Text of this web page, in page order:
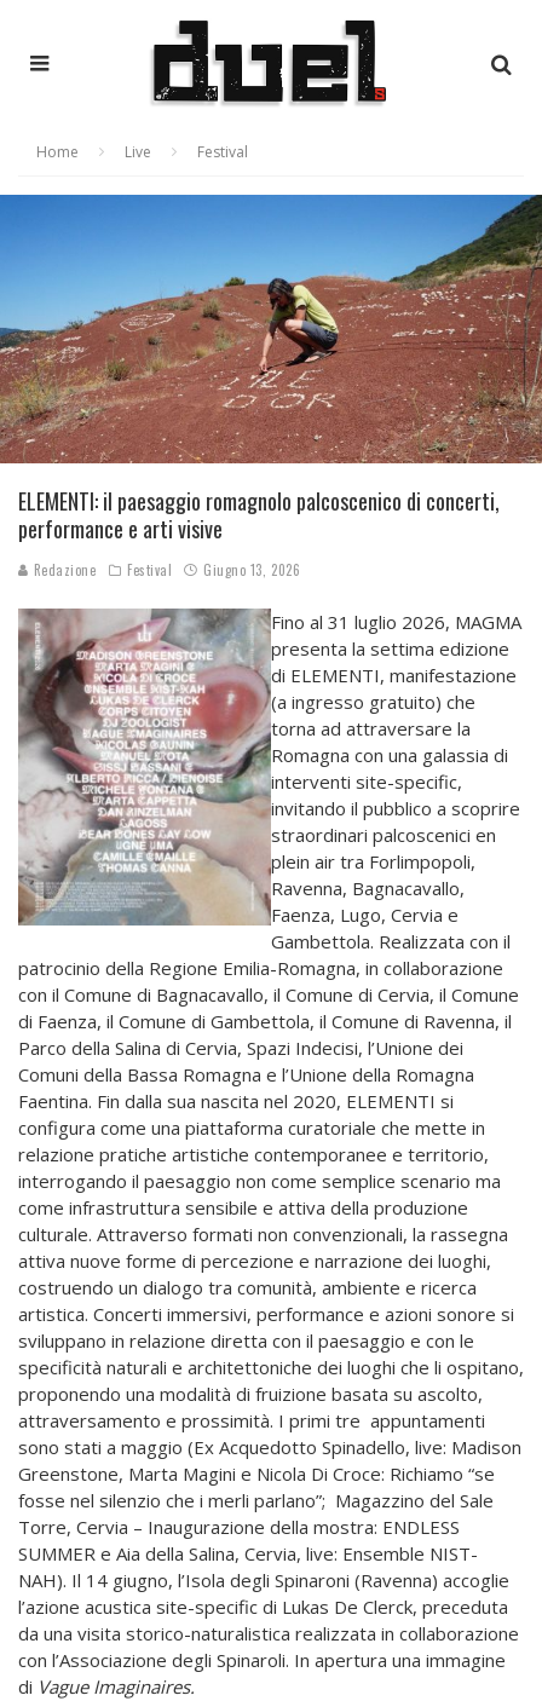
Home Live Festival
ELEMENTI: il paesaggio romagnolo palcoscenico di concerti,
performance e arti visive
Redazione Festival Giugno 13, 2026
Fino al 31 luglio 2026, MAGMA
presenta la settima edizione
di ELEMENTI, manifestazione
(a ingresso gratuito) che
torna ad attraversare la
Romagna con una galassia di
interventi site-specific,
invitando il pubblico a scoprire
straordinari palcoscenici en
plein air tra Forlimpopoli,
Ravenna, Bagnacavallo,
Faenza, Lugo, Cervia e
Gambettola. Realizzata con il
patrocinio della Regione Emilia-Romagna, in collaborazione
con il Comune di Bagnacavallo, il Comune di Cervia, il Comune
di Faenza, il Comune di Gambettola, il Comune di Ravenna, il
Parco della Salina di Cervia, Spazi Indecisi, l’Unione dei
Comuni della Bassa Romagna e l’Unione della Romagna
Faentina. Fin dalla sua nascita nel 2020, ELEMENTI si
configura come una piattaforma curatoriale che mette in
relazione pratiche artistiche contemporanee e territorio,
interrogando il paesaggio non come semplice scenario ma
come infrastruttura sensibile e attiva della produzione
culturale. Attraverso formati non convenzionali, la rassegna
attiva nuove forme di percezione e narrazione dei luoghi,
costruendo un dialogo tra comunità, ambiente e ricerca
artistica. Concerti immersivi, performance e azioni sonore si
sviluppano in relazione diretta con il paesaggio e con le
specificità naturali e architettoniche dei luoghi che li ospitano,
proponendo una modalità di fruizione basata su ascolto,
attraversamento e prossimità. I primi tre appuntamenti
sono stati a maggio (Ex Acquedotto Spinadello, live: Madison
Greenstone, Marta Magini e Nicola Di Croce: Richiamo “se
fosse nel silenzio che i merli parlano”; Magazzino del Sale
Torre, Cervia – Inaugurazione della mostra: ENDLESS
SUMMER e Aia della Salina, Cervia, live: Ensemble NIST-
NAH). Il 14 giugno, l’Isola degli Spinaroni (Ravenna) accoglie
l’azione acustica site-specific di Lukas De Clerck, preceduta
da una visita storico-naturalistica realizzata in collaborazione
con l’Associazione degli Spinaroli. In apertura una immagine
di Vague Imaginaires.